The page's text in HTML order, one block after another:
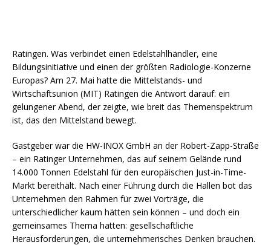
Ratingen. Was verbindet einen Edelstahlhändler, eine
Bildungsinitiative und einen der größten Radiologie-Konzerne
Europas? Am 27. Mai hatte die Mittelstands- und
Wirtschaftsunion (MIT) Ratingen die Antwort darauf: ein
gelungener Abend, der zeigte, wie breit das Themenspektrum
ist, das den Mittelstand bewegt.
Gastgeber war die HW-INOX GmbH an der Robert-Zapp-Straße
– ein Ratinger Unternehmen, das auf seinem Gelände rund
14.000 Tonnen Edelstahl für den europäischen Just-in-Time-
Markt bereithält. Nach einer Führung durch die Hallen bot das
Unternehmen den Rahmen für zwei Vorträge, die
unterschiedlicher kaum hätten sein können – und doch ein
gemeinsames Thema hatten: gesellschaftliche
Herausforderungen, die unternehmerisches Denken brauchen.